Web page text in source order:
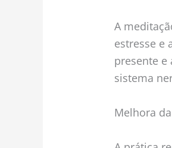
A
estresse e
presente
sistema
Melhora